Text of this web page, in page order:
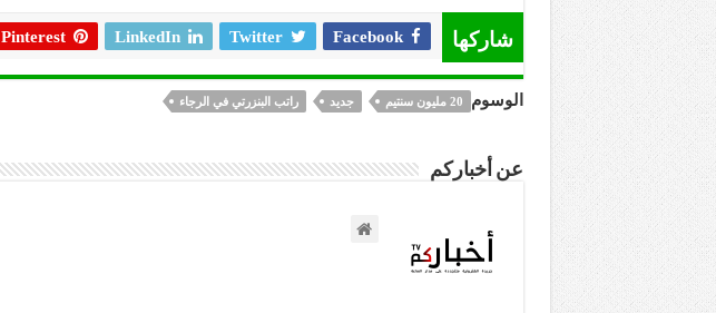
شاركها Facebook
Twitter
LinkedIn
Pinterest
الوسوم 20 مليون سنتيم جديد راتب البنزرتي في الرجاء
عن أخباركم